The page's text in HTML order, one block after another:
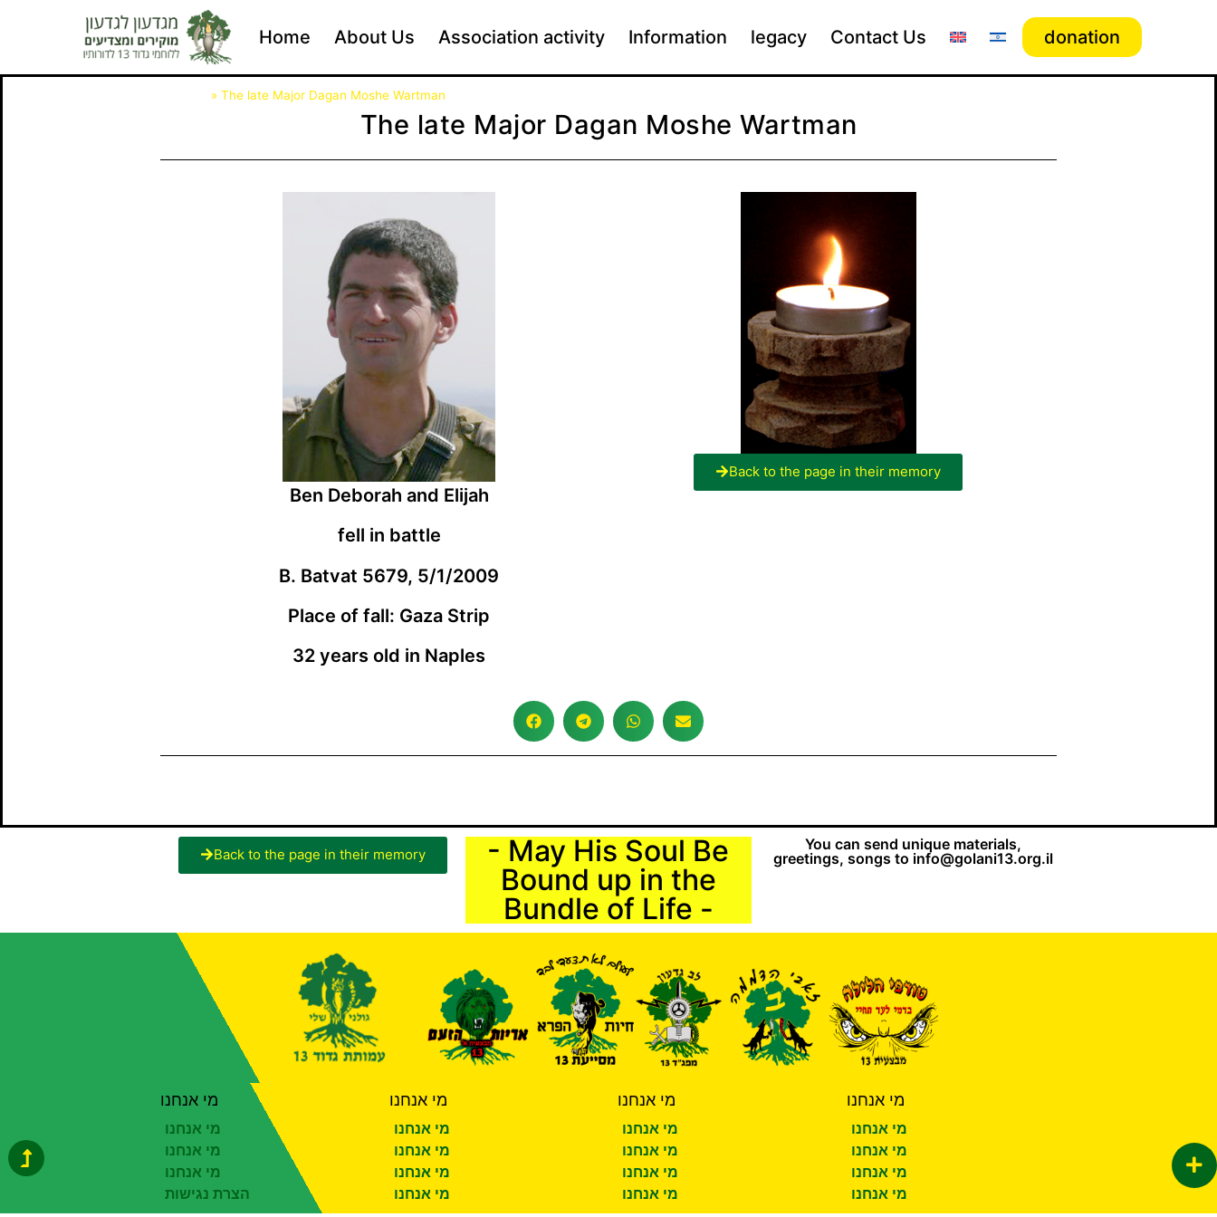
Home About Us Association activity Information legacy Contact Us donation
» The late Major Dagan Moshe Wartman
The late Major Dagan Moshe Wartman
Ben Deborah and Elijah
fell in battle
B. Batvat 5679, 5/1/2009
Place of fall: Gaza Strip
32 years old in Naples
Back to the page in their memory
Back to the page in their memory
- May His Soul Be
Bound up in the
Bundle of Life -
You can send unique materials,
greetings, songs to info@golani13.org.il
מי אנחנו
מי אנחנו
מי אנחנו
מי אנחנו
הצרת נגישות
מי אנחנו
מי אנחנו
מי אנחנו
מי אנחנו
מי אנחנו
מי אנחנו
מי אנחנו
מי אנחנו
מי אנחנו
מי אנחנו
מי אנחנו
מי אנחנו
מי אנחנו
מי אנחנו
מי אנחנו